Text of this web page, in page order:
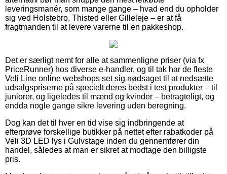
leveringsmanér, som mange gange – hvad end du opholder
sig ved Holstebro, Thisted eller Gilleleje – er at få
fragtmanden til at levere varerne til en pakkeshop.
Det er særligt nemt for alle at sammenligne priser (via fx
PriceRunner) hos diverse e-handler, og til tak har de fleste
Veli Line online webshops set sig nødsaget til at nedsætte
udsalgspriserne på specielt deres bedst i test produkter – til
juniorer, og ligeledes til mænd og kvinder – betragteligt, og
endda nogle gange sikre levering uden beregning.
Dog kan det til hver en tid vise sig indbringende at
efterprøve forskellige butikker på nettet efter rabatkoder på
Veli 3D LED lys i Gulvstage inden du gennemfører din
handel, således at man er sikret at modtage den billigste
pris.